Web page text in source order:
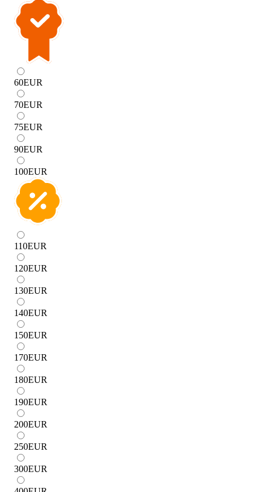
60EUR
70EUR
75EUR
90EUR
100EUR
110EUR
120EUR
130EUR
140EUR
150EUR
170EUR
180EUR
190EUR
200EUR
250EUR
300EUR